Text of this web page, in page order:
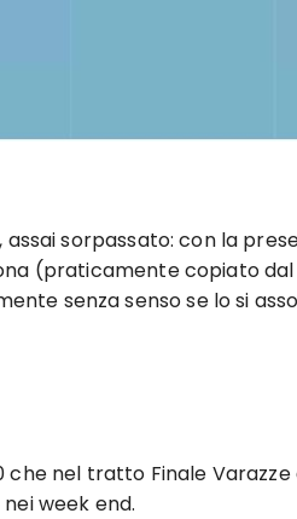
sorpassato: con la
(praticamente copiato
senza senso se lo si
che nel tratto Finale Varazze
week end.